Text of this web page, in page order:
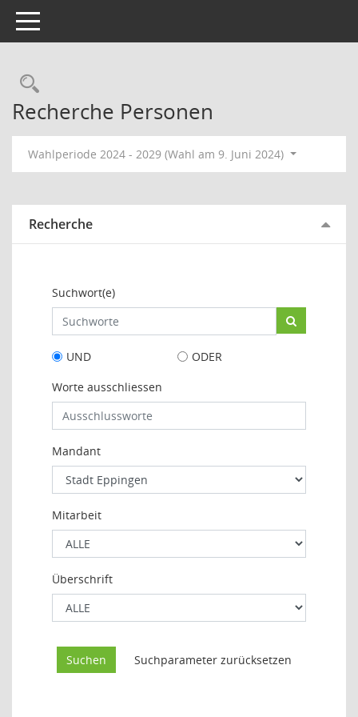
Toggle navigation
Rechercheauswahl
Recherche Personen
Wahlperiode 2024 - 2029 (Wahl am 9. Juni 2024)
Recherche
Suchwort(e)
UND
ODER
Worte ausschliessen
Mandant
Mitarbeit
Überschrift